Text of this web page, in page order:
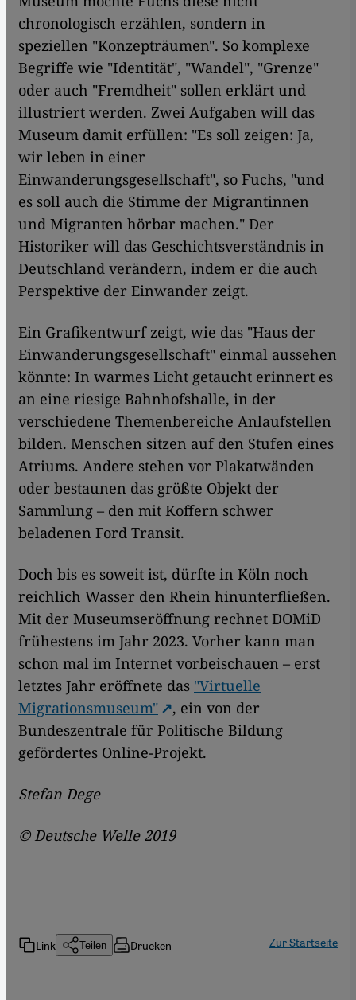
chronologisch erzählen, sondern in
speziellen "Konzepträumen". So komplexe
Begriffe wie "Identität", "Wandel", "Grenze"
oder auch "Fremdheit" sollen erklärt und
illustriert werden. Zwei Aufgaben will das
Museum damit erfüllen: "Es soll zeigen: Ja,
wir leben in einer
Einwanderungsgesellschaft", so Fuchs, "und
es soll auch die Stimme der Migrantinnen
und Migranten hörbar machen." Der
Historiker will das Geschichtsverständnis in
Deutschland verändern, indem er die auch
Perspektive der Einwander zeigt.
Ein Grafikentwurf zeigt, wie das "Haus der
Einwanderungsgesellschaft" einmal aussehen
könnte: In warmes Licht getaucht erinnert es
an eine riesige Bahnhofshalle, in der
verschiedene Themenbereiche Anlaufstellen
bilden. Menschen sitzen auf den Stufen eines
Atriums. Andere stehen vor Plakatwänden
oder bestaunen das größte Objekt der
Sammlung – den mit Koffern schwer
beladenen Ford Transit.
Doch bis es soweit ist, dürfte in Köln noch
reichlich Wasser den Rhein hinunterfließen.
Mit der Museumseröffnung rechnet DOMiD
frühestens im Jahr 2023. Vorher kann man
schon mal im Internet vorbeischauen – erst
letztes Jahr eröffnete das "Virtuelle
Migrationsmuseum"
, ein von der
Bundeszentrale für Politische Bildung
gefördertes Online-Projekt.
Stefan Dege
© Deutsche Welle 2019
Link Teilen Drucken Zur Startseite